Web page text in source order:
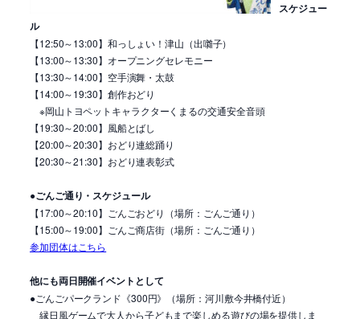
スケジュー
ル
【12:50～13:00】和っしょい！津山（出囃子）
【13:00～13:30】オープニングセレモニー
【13:30～14:00】空手演舞・太鼓
【14:00～19:30】創作おどり
※岡山トヨペットキャラクターくまるの交通安全音頭
【19:30～20:00】風船とばし
【20:00～20:30】おどり連総踊り
【20:30～21:30】おどり連表彰式
●ごんご通り・スケジュール
【17:00～20:10】ごんごおどり（場所：ごんご通り）
【15:00～19:00】ごんご商店街（場所：ごんご通り）
参加団体はこちら
他にも両日開催イベントとして
●ごんごパークランド《300円》（場所：河川敷今井橋付近）
縁日風ゲームで大人から子どもまで楽しめる遊びの場を提供しま